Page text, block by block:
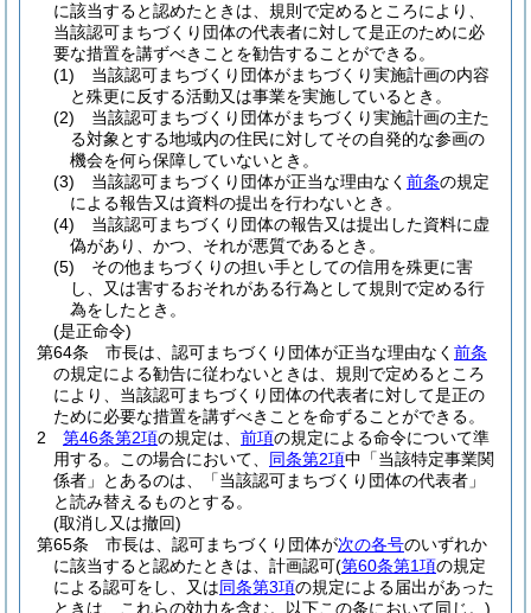
に該当すると認めたときは、規則で定めるところにより、
当該認可まちづくり団体の代表者に対して是正のために必
要な措置を講ずべきことを勧告することができる。
(1)
当該認可まちづくり団体がまちづくり実施計画の内容
と殊更に反する活動又は事業を実施しているとき。
(2)
当該認可まちづくり団体がまちづくり実施計画の主た
る対象とする地域内の住民に対してその自発的な参画の
機会を何ら保障していないとき。
(3)
当該認可まちづくり団体が正当な理由なく 前条の規定
による報告又は資料の提出を行わないとき。
(4)
当該認可まちづくり団体の報告又は提出した資料に虚
偽があり、かつ、それが悪質であるとき。
(5)
その他まちづくりの担い手としての信用を殊更に害
し、又は害するおそれがある行為として規則で定める行
為をしたとき。
(是正命令)
第64条
市長は、認可まちづくり団体が正当な理由なく 前条
の規定による勧告に従わないときは、規則で定めるところ
により、当該認可まちづくり団体の代表者に対して是正の
ために必要な措置を講ずべきことを命ずることができる。
2
第46条第2項の規定は、 前項の規定による命令について準
用する。
この場合において、 同条第2項中「当該特定事業関
係者」とあるのは、「当該認可まちづくり団体の代表者」
と読み替えるものとする。
(取消し又は撤回)
第65条
市長は、認可まちづくり団体が次の各号のいずれか
に該当すると認めたときは、計画認可(第60条第1項の規定
による認可をし、又は同条第3項の規定による届出があった
ときは、これらの効力を含む。以下この条において同じ。)